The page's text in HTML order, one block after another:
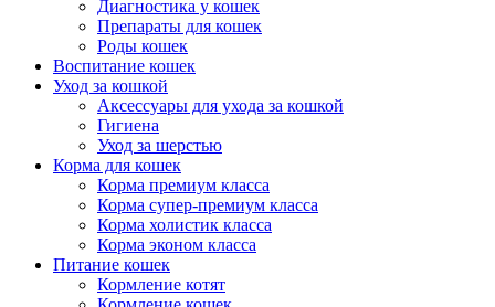
Диагностика у кошек
Препараты для кошек
Роды кошек
Воспитание кошек
Уход за кошкой
Аксессуары для ухода за кошкой
Гигиена
Уход за шерстью
Корма для кошек
Корма премиум класса
Корма супер-премиум класса
Корма холистик класса
Корма эконом класса
Питание кошек
Кормление котят